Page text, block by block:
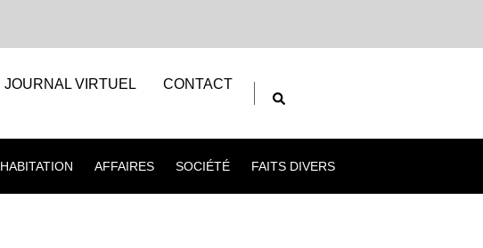
JOURNAL VIRTUEL CONTACT
HABITATION AFFAIRES SOCIÉTÉ FAITS DIVERS